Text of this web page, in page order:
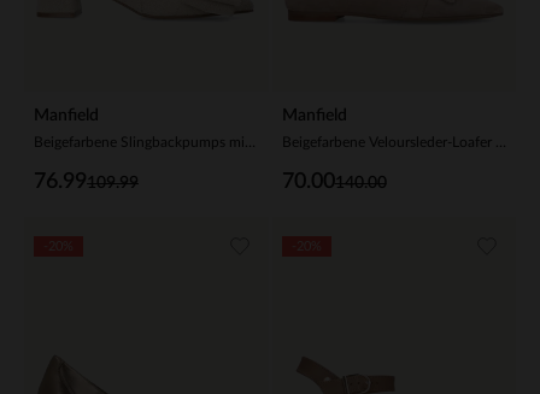
Manfield
109.99
76.99
Manfield
140.00
70.00